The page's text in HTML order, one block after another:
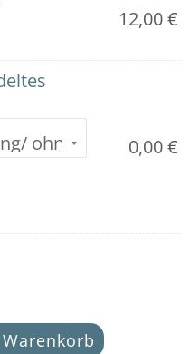
12,00€
0,00€